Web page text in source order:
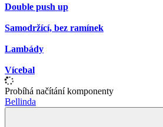
Double push up
Samodržící, bez ramínek
Lambády
Vícebal
Probíhá načítání komponenty
Bellinda